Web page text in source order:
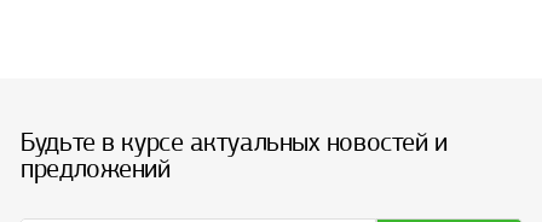
Будьте в курсе актуальных новостей и
предложений